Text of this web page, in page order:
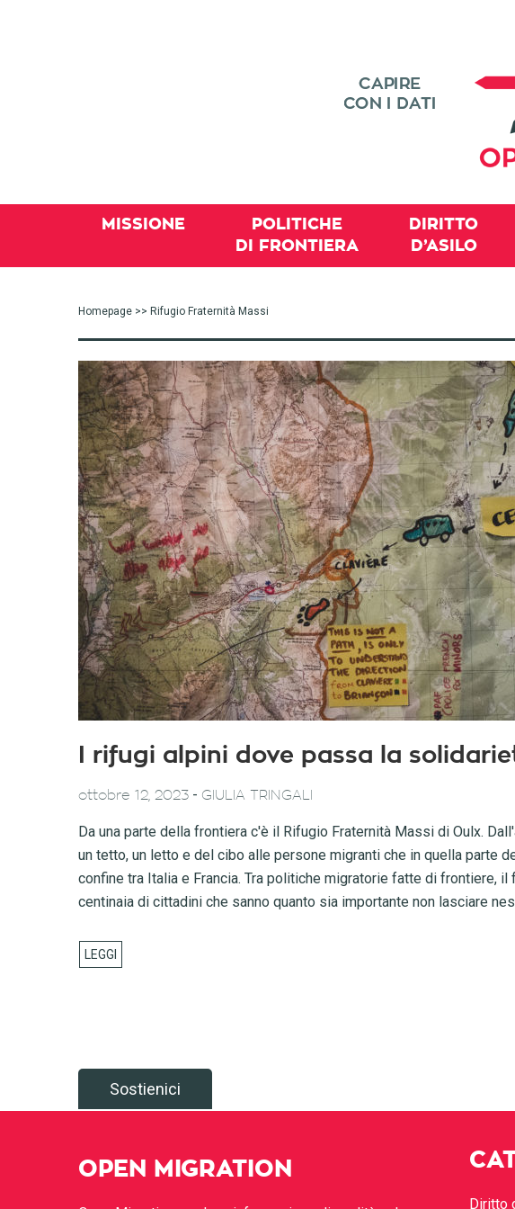
MISSIONE
POLITICHE
DI FRONTIERA
DIRITTO
D’ASILO
Homepage >> Rifugio Fraternità Massi
I rifugi alpini dove passa la
ottobre 12, 2023 - GIULIA TRINGALI
Da una parte della frontiera c'è il Rifugio Fraternità Massi di Oulx.
un tetto, un letto e del cibo alle persone migranti che in quella parte
confine tra Italia e Francia. Tra politiche migratorie fatte di frontiere,
centinaia di cittadini che sanno quanto sia importante non lasciare
Sostienici
OPEN MIGRATION
Diritto